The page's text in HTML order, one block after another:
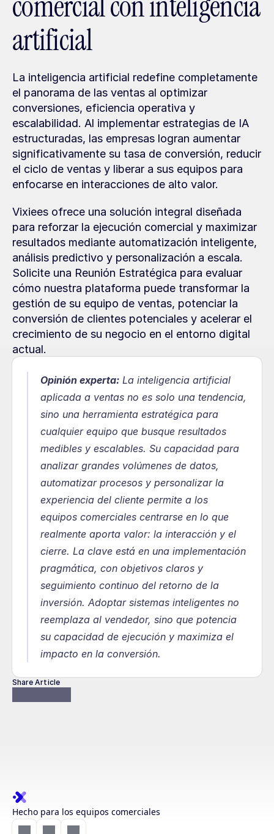
artificial
La inteligencia artificial redefine completamente
el panorama de las ventas al optimizar
conversiones, eficiencia operativa y
escalabilidad. Al implementar estrategias de IA
estructuradas, las empresas logran aumentar
significativamente su tasa de conversión, reducir
el ciclo de ventas y liberar a sus equipos para
enfocarse en interacciones de alto valor.
Vixiees ofrece una solución integral diseñada
para reforzar la ejecución comercial y maximizar
resultados mediante automatización inteligente,
análisis predictivo y personalización a escala.
Solicite una Reunión Estratégica para evaluar
cómo nuestra plataforma puede transformar la
gestión de su equipo de ventas, potenciar la
conversión de clientes potenciales y acelerar el
crecimiento de su negocio en el entorno digital
actual.
Opinión experta: La inteligencia artificial
aplicada a ventas no es solo una tendencia,
sino una herramienta estratégica para
cualquier equipo que busque resultados
medibles y escalables. Su capacidad para
analizar grandes volúmenes de datos,
automatizar procesos y personalizar la
experiencia del cliente permite a los
equipos comerciales centrarse en lo que
realmente aporta valor: la interacción y el
cierre. La clave está en una implementación
pragmática, con objetivos claros y
seguimiento continuo del retorno de la
inversión. Adoptar sistemas inteligentes no
reemplaza al vendedor, sino que potencia
su capacidad de ejecución y maximiza el
impacto en la conversión.
Share Article
Hecho para los equipos comerciales